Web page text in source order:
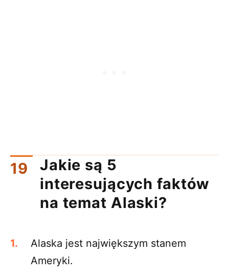
Jakie są 5
interesujących faktów
na temat Alaski?
Alaska jest największym stanem
Ameryki.